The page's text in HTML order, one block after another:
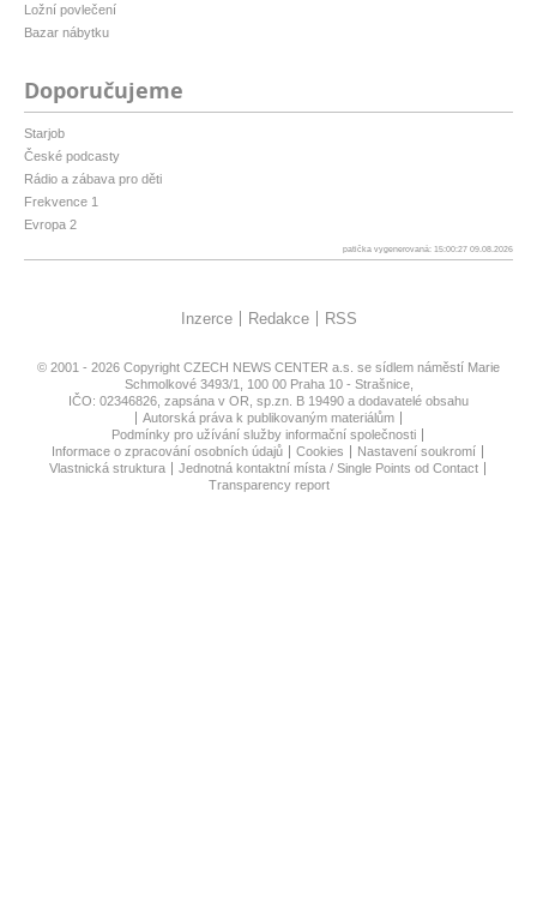
Ložní povlečení
Bazar nábytku
Doporučujeme
Starjob
České podcasty
Rádio a zábava pro děti
Frekvence 1
Evropa 2
patička vygenerovaná: 15:00:27 09.08.2026
Inzerce Redakce RSS
© 2001 - 2026 Copyright CZECH NEWS CENTER a.s. se sídlem náměstí Marie
Schmolkové 3493/1, 100 00 Praha 10 - Strašnice,
IČO: 02346826, zapsána v OR, sp.zn. B 19490 a dodavatelé obsahu
Autorská práva k publikovaným materiálům
Podmínky pro užívání služby informační společnosti
Informace o zpracování osobních údajů
Cookies
Nastavení soukromí
Vlastnická struktura
Jednotná kontaktní místa / Single Points od Contact
Transparency report